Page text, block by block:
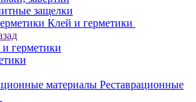
защелки
Клей и герметики
герметики
Реставрационные